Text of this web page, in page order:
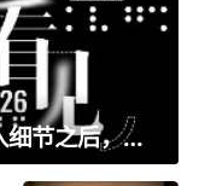
6大品牌手机无障碍横评：深入细节之后，似乎只有苹果能挺住？｜ 看见2026